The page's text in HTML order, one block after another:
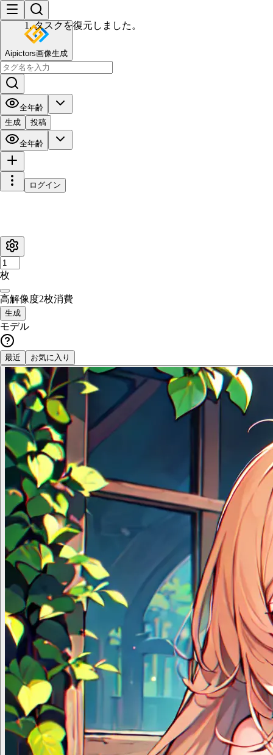
Aipictors画像生成
全年齢
生成
投稿
全年齢
ログイン
枚
高解像度2枚消費
生成
モデル
最近 お気に入り